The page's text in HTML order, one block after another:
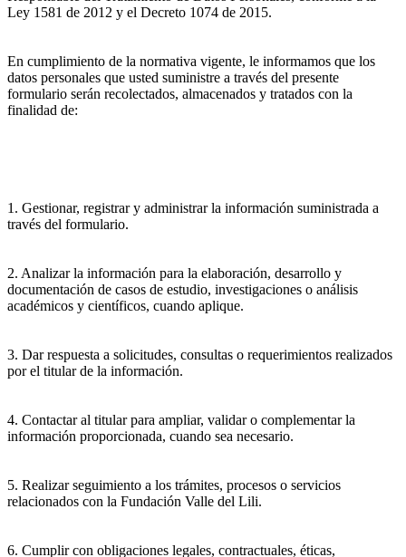
Ley 1581 de 2012 y el Decreto 1074 de 2015.
En cumplimiento de la normativa vigente, le informamos que los
datos personales que usted suministre a través del presente
formulario serán recolectados, almacenados y tratados con la
finalidad de:
1. Gestionar, registrar y administrar la información suministrada a
través del formulario.
2. Analizar la información para la elaboración, desarrollo y
documentación de casos de estudio, investigaciones o análisis
académicos y científicos, cuando aplique.
3. Dar respuesta a solicitudes, consultas o requerimientos realizados
por el titular de la información.
4. Contactar al titular para ampliar, validar o complementar la
información proporcionada, cuando sea necesario.
5. Realizar seguimiento a los trámites, procesos o servicios
relacionados con la Fundación Valle del Lili.
6. Cumplir con obligaciones legales, contractuales, éticas,